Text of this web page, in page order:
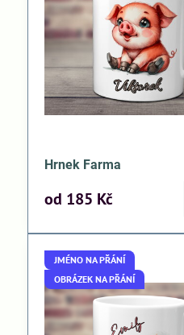
Hrnek Farma
od 185 Kč
JMÉNO NA PŘÁNÍ
OBRÁZEK NA PŘÁNÍ